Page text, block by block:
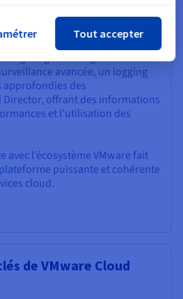
évolutivité et résilience
Log Insight : l’intégration avec
avancée, un logging
approfondies des
offrant des informations
et l’utilisation des
l’écosystème VMware fait
puissante et cohérente
cloud.
de VMware Cloud
Tout accepter